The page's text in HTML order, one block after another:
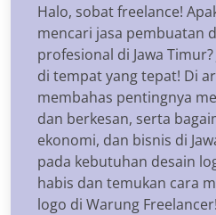
Halo, sobat freelance!
mencari jasa pembuatan
profesional di Jawa
di tempat yang tepat! Di
membahas pentingnya
dan berkesan, serta
ekonomi, dan bisnis di
pada kebutuhan desain
habis dan temukan cara
logo di Warung Freelancer!